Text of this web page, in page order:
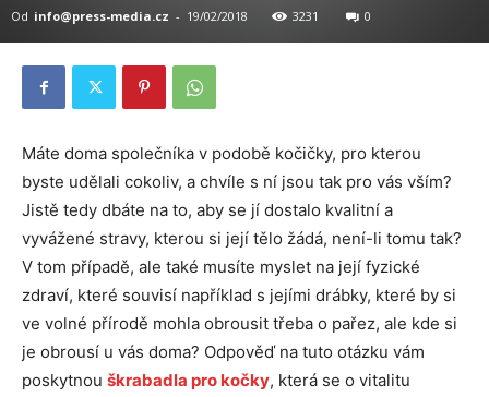
Od info@press-media.cz - 19/02/2018 3231 0
Máte doma společníka v podobě kočičky, pro kterou
byste udělali cokoliv, a chvíle s ní jsou tak pro vás vším?
Jistě tedy dbáte na to, aby se jí dostalo kvalitní a
vyvážené stravy, kterou si její tělo žádá, není-li tomu tak?
V tom případě, ale také musíte myslet na její fyzické
zdraví, které souvisí například s jejími drábky, které by si
ve volné přírodě mohla obrousit třeba o pařez, ale kde si
je obrousí u vás doma? Odpověď na tuto otázku vám
poskytnou škrabadla pro kočky, která se o vitalitu